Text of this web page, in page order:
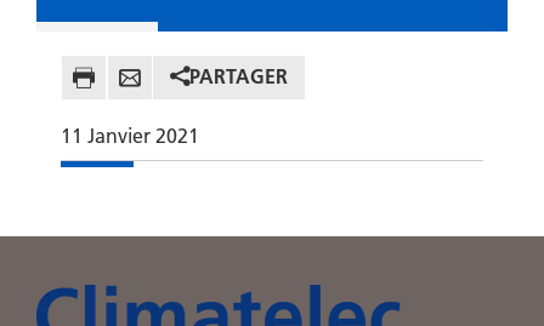
PARTAGER
11 Janvier 2021